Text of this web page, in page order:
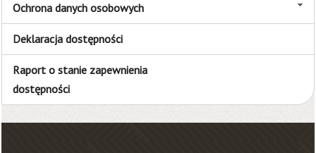
Ochrona danych osobowych
Deklaracja dostępności
Raport o stanie zapewnienia
dostępności